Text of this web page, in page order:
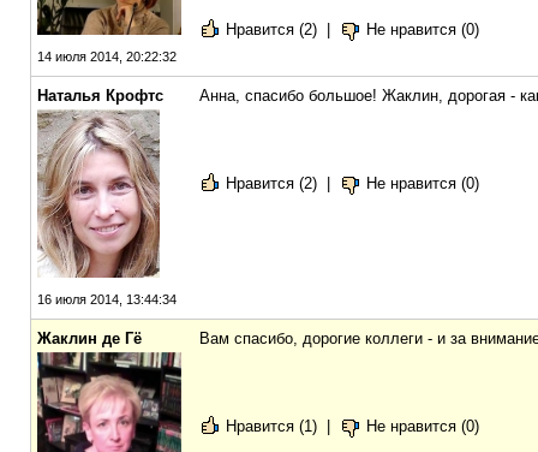
14 июля 2014, 20:22:32
Нравится (2) Не нравится (0)
Наталья Крофтс
16 июля 2014, 13:44:34
Анна, спасибо большое! Жаклин, дорогая -
Нравится (2) Не нравится (0)
Жаклин де Гё Вам спасибо, дорогие коллеги - и за
Нравится (1) Не нравится (0)